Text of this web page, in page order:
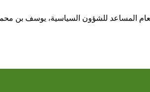
المساعد للشؤون السياسية، يوسف بن